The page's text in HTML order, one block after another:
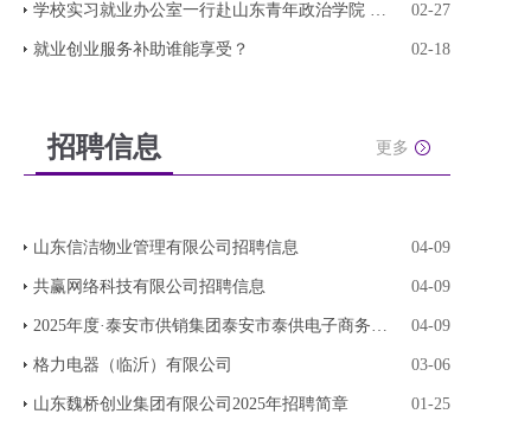
学校实习就业办公室一行赴山东青年政治学院 参观 02-27
就业创业服务补助谁能享受？ 02-18
招聘信息 更多
山东信洁物业管理有限公司招聘信息 04-09
共赢网络科技有限公司招聘信息 04-09
2025年度·泰安市供销集团泰安市泰供电子商务有限 04-09
格力电器（临沂）有限公司 03-06
山东魏桥创业集团有限公司2025年招聘简章 01-25